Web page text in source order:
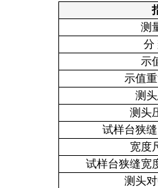
测
分
示
示值
测
测头
试样台狭
宽度
试样台狭缝宽
测头